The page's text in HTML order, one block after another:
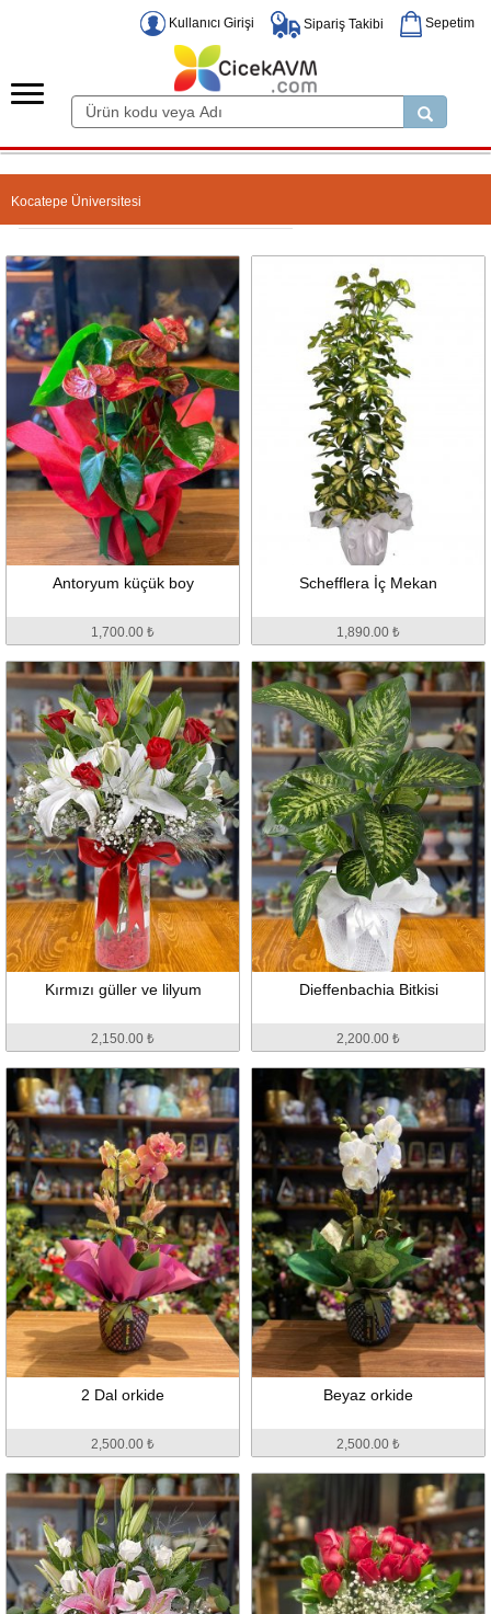
Kullanıcı Girişi Sipariş Takibi Sepetim
Kocatepe Üniversitesi
Antoryum küçük boy
1,700.00 ₺
Schefflera İç Mekan
1,890.00 ₺
Kırmızı güller ve lilyum
2,150.00 ₺
Dieffenbachia Bitkisi
2,200.00 ₺
2 Dal orkide
2,500.00 ₺
Beyaz orkide
2,500.00 ₺